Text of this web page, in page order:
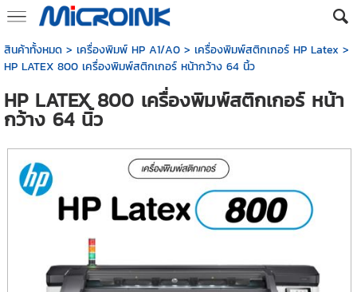
สินค้าทั้งหมด> เครื่องพิมพ์ HP A1/A0> เครื่องพิมพ์สติกเกอร์ HP Latex >
HP LATEX 800 เครื่องพิมพ์สติกเกอร์ หน้ากว้าง 64 นิ้ว
HP LATEX 800 เครื่องพิมพ์สติกเกอร์ หน้า
กว้าง 64 นิ้ว